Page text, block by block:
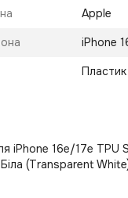
Apple
iPhone
iPhone 16e/17e TPU
(Transparent